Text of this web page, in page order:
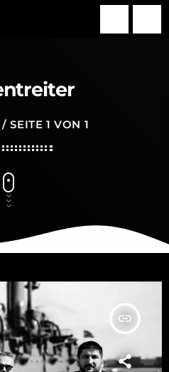
SEITE 1 VON 1
insert_link